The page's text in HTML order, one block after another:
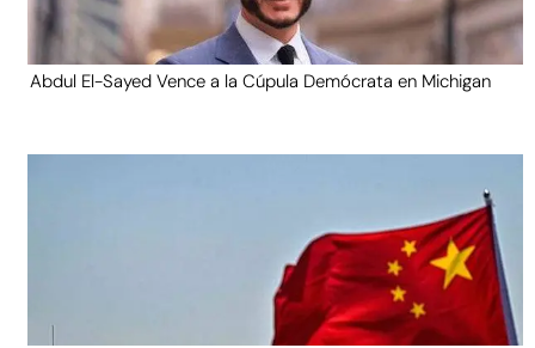
Abdul El-Sayed Vence a la Cúpula Demócrata en Michigan